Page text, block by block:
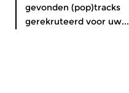
gevonden (pop)tracks
gerekruteerd voor uw...